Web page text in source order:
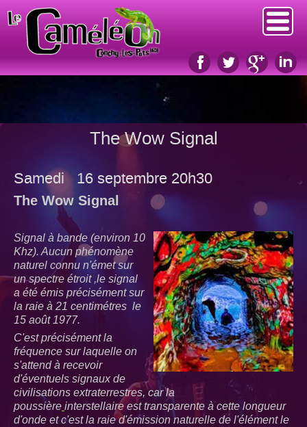
The Wow Signal
Samedi16 septembre 20h30
The Wow Signal
Signal à bande (environ 10
Khz). Aucun phénomène
naturel connu n'émet sur
un spectre étroit ,le signal
a été émis précisément sur
la raie à 21 centimétres le
15 août 1977.
C'est précisément la
fréquence sur laquelle on
s'attend à recevoir
d'éventuels signaux de
civilisations extraterrestres, car la
poussière interstellaire est transparente à cette longueur
d'onde et c'est la raie d'émission naturelle de l'élément le